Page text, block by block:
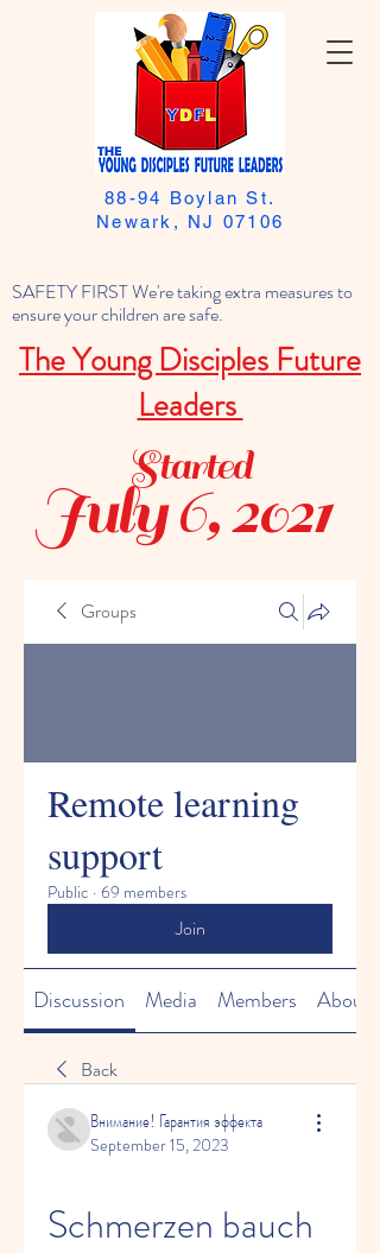
SAFETY FIRST We're taking extra measures to
ensure your children are safe.
The Young Disciples Future
Leaders
88-94 Boylan St.
Newark, NJ 07106
July 6, 2021
Started
Groups
Remote learning
support
Public · 69 members
Join
Discussion Media Members About
Back
Внимание! Гарантия эффекта
September 15, 2023
Schmerzen bauch